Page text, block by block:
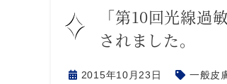
「第10回光線
されました。
2015年10月23日 一般皮